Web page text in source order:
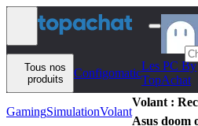
Aller au contenu
Tous nos
produits
Configomatic
Les PC By
TopAchat
GamingSimulationVolant
Volant :
Asus doom